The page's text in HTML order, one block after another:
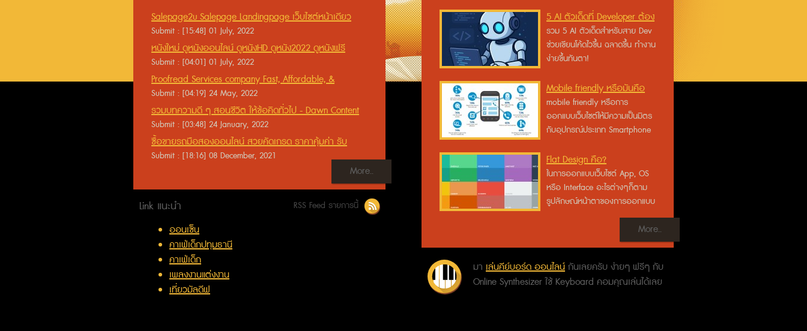
Salepage2u Salepage Landingpage เว็บไซต์หน้าเดียว
เว็บไซต์ปิดการขาย
Submit : [15:48] 01 July, 2022
หนังใหม่ ดูหนังออนไลน์ ดูหนังHD ดูหนัง2022 ดูหนังฟรี
Submit : [04:01] 01 July, 2022
Proofread Services company Fast, Affordable, &
Professional
Submit : [04:19] 24 May, 2022
รวมบทความดี ๆ สอนชีวิต ให้ข้อคิดทั่วไป - Dawn Content
Submit : [03:48] 24 January, 2022
ซื้อขายรถมือสองออนไลน์ สวยคัดเกรด ราคาคุ้มค่า รับ
ประกันความพอใจ CARS24
Submit : [18:16] 08 December, 2021
More..
Link แนะนำ RSS Feed รายการนี้
ออนเซ็น
คาเฟ่เด็กปทุมธานี
คาเฟ่เด็ก
เพลงงานแต่งงาน
เที่ยวมัลดีฟ
5 AI ตัวเด็ดที่ Developer ต้อง
มี!
รวม 5 AI ตัวเด็ดสำหรับสาย Dev
ช่วยเขียนโค้ดไวขึ้น ฉลาดขึ้น ทำงาน
ง่ายขึ้นทันตา!
Mobile friendly หรือมันคือ
บรรทัดฐานใหม่สำหรับนัก
พัฒนา website
mobile friendly หรือการ
ออกแบบเว็บไซต์ให้มีความเป็นมิตร
กับอุปกรณ์ประเภท Smartphone
ออกแบบ, การ coding และ การใช้
งาน
Flat Design คือ?
ในการออกแบบเว็บไซต์ App, OS
หรือ Interface อะไรต่างๆก็ตาม
รูปลักษณ์หน้าตาของการออกแบบ
มักจะมีเทรนด์ของมันเสมอ Flat
More..
มา เล่นคีย์บอร์ด ออนไลน์ กันเลยครับ ง่ายๆ ฟรีๆ กับ
Online Synthesizer ใช้ Keyboard คอมคุณเล่นได้เลย